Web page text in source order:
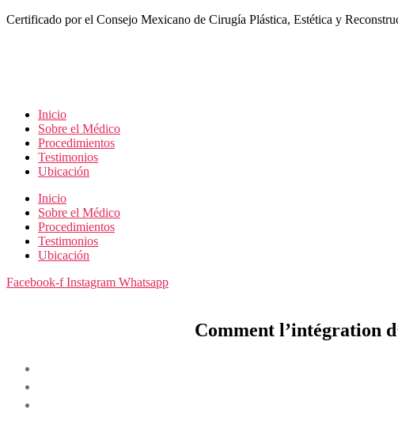
Saltar
Certificado por el Consejo Mexicano de Cirugía Plástica, Estética y
Inicio
Sobre el Médico
Procedimientos
Testimonios
Ubicación
Inicio
Sobre el Médico
Procedimientos
Testimonios
Ubicación
Facebook-f Instagram Whatsapp
Comment l’intégration